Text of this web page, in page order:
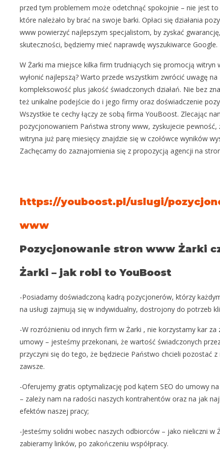
przed tym problemem może odetchnąć spokojnie – nie jest to
które należało by brać na swoje barki. Opłaci się działania
www powierzyć najlepszym specjalistom, by zyskać
skuteczności, będziemy mieć naprawdę wyszukiwarce Google.
W Żarki ma miejsce kilka firm trudniących się promocją witryn
wyłonić najlepszą? Warto przede wszystkim zwrócić uwagę na
kompleksowość plus jakość świadczonych działań. Nie bez
też unikalne podejście do i jego firmy oraz doświadczenie
Wszystkie te cechy łączy ze sobą firma YouBoost. Zlecając
pozycjonowaniem Państwa strony www, zyskujecie pewność,
witryna już parę miesięcy znajdzie się w czołówce wyników
Zachęcamy do zaznajomienia się z propozycją agencji na
https://youboost.pl/uslugi/
www
Pozycjonowanie stron www Żarki
Żarki – jak robi to YouBoost
-Posiadamy doświadczoną kadrą pozycjonerów, którzy
na usługi zajmują się w indywidualny, dostrojony do potrzeb
-W rozróżnieniu od innych firm w Żarki , nie korzystamy kar za
umowy – jesteśmy przekonani, że wartość świadczonych
przyczyni się do tego, że będziecie Państwo chcieli pozostać z
zawsze.
-Oferujemy gratis optymalizację pod kątem SEO do umowy
– zależy nam na radości naszych kontrahentów oraz na jak
efektów naszej pracy;
-Jesteśmy solidni wobec naszych odbiorców – jako nieliczni w
zabieramy linków, po zakończeniu współpracy.